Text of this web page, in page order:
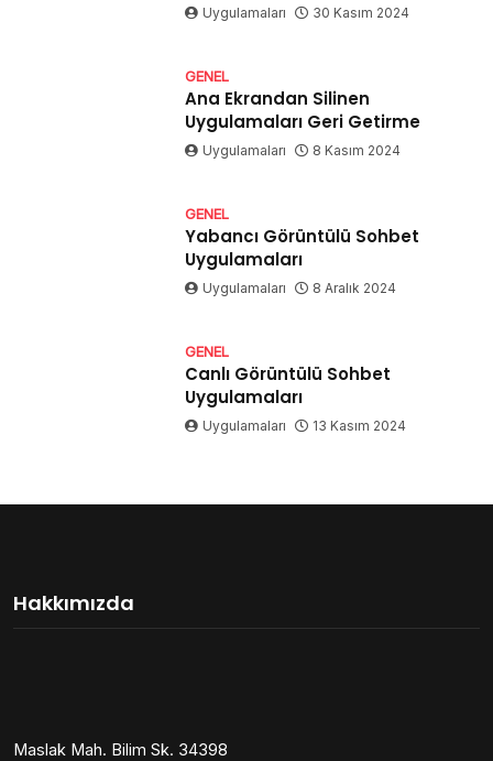
Uygulamaları 30 Kasım 2024
GENEL
Ana Ekrandan Silinen
Uygulamaları Geri Getirme
Uygulamaları 8 Kasım 2024
GENEL
Yabancı Görüntülü Sohbet
Uygulamaları
Uygulamaları 8 Aralık 2024
GENEL
Canlı Görüntülü Sohbet
Uygulamaları
Uygulamaları 13 Kasım 2024
Hakkımızda
Maslak Mah. Bilim Sk. 34398